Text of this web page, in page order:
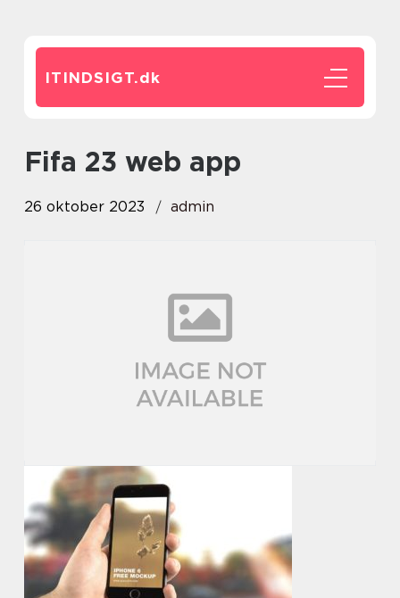
ITINDSIGT.dk
fifa 23 web app
26 oktober 2023 admin